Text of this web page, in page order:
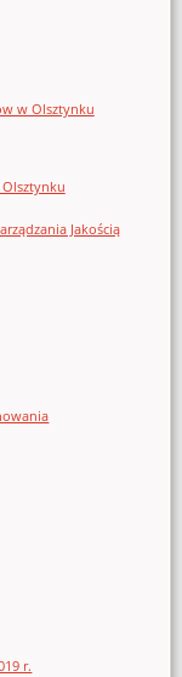
w Olsztynku
Jakością
r.